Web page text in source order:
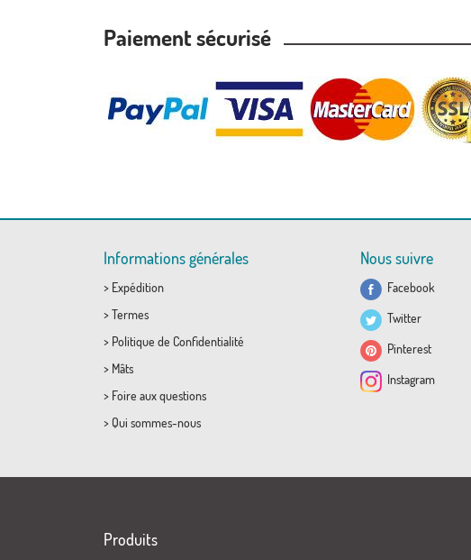
Paiement sécurisé
Informations générales
> Expédition
> Termes
> Politique de Confidentialité
> Mâts
> Foire aux questions
> Qui sommes-nous
Nous suivre
Facebook
Twitter
Pinterest
Instagram
Produits